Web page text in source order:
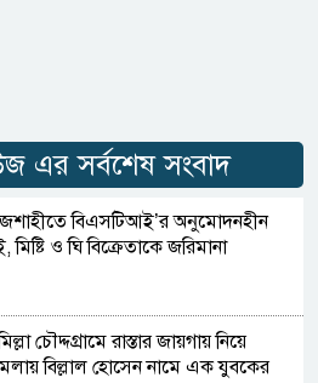
এর সর্বশেষ সংবাদ
বিএসটিআই’র অনুমোদনহীন
মিষ্টি ও ঘি বিক্রেতাকে জরিমানা
চৌদ্দগ্রামে রাস্তার জায়গায় নিয়ে
বিল্লাল হোসেন নামে এক যুবকের